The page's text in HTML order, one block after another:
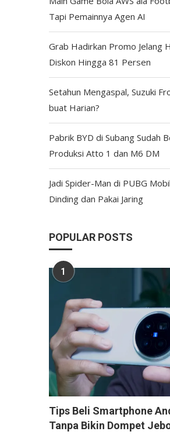
Tapi Pemainnya Agen AI
Grab Hadirkan Promo Jelang
Diskon Hingga 81 Persen
Setahun Mengaspal, Suzuki
buat Harian?
Pabrik BYD di Subang Sudah
Produksi Atto 1 dan M6 DM
Jadi Spider-Man di PUBG
Dinding dan Pakai Jaring
POPULAR POSTS
1
Tips Beli Smartphone
Tanpa Bikin Dompet